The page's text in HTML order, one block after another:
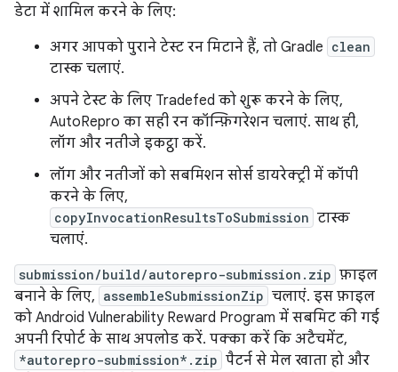
डेटा में शामिल करने के लिए:
अगर आपको पुराने टेस्ट रन मिटाने हैं, तो Gradle clean
टास्क चलाएं.
अपने टेस्ट के लिए Tradefed को शुरू करने के लिए,
AutoRepro का सही रन कॉन्फ़िगरेशन चलाएं. साथ ही,
लॉग और नतीजे इकट्ठा करें.
लॉग और नतीजों को सबमिशन सोर्स डायरेक्ट्री में कॉपी
करने के लिए,
copyInvocationResultsToSubmission टास्क
चलाएं.
submission/build/autorepro-submission.zip फ़ाइल
बनाने के लिए, assembleSubmissionZip चलाएं. इस फ़ाइल
को Android Vulnerability Reward Program में सबमिट की गई
अपनी रिपोर्ट के साथ अपलोड करें. पक्का करें कि अटैचमेंट,
*autorepro-submission*.zip पैटर्न से मेल खाता हो और